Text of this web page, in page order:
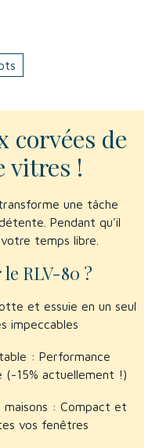
corvées de
vitres !
une tâche
Pendant qu'il
temps libre.
RLV-80 ?
et essuie en un seul
impeccables
: Performance
(-15% actuellement !)
: Compact et
vos fenêtres